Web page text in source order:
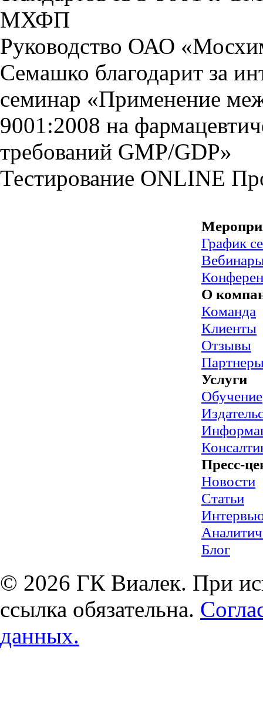
МХФП
Руководство ОАО
Семашко благодарит за
семинар «Применение
9001:2008 на
требований GMP/GDP»
Тестирование ONLINE
График
О
Команда
Клиенты
Отзывы
Услуги
Обучение
Пресс-
Новости
Статьи
Блог
© 2026 ГК Виалек. При
ссылка обязательна.
данных.